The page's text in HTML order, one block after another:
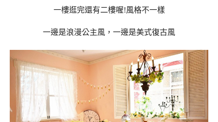
一樓逛完還有二樓喔!風格不一樣
一邊是浪漫公主風，一邊是美式復古風